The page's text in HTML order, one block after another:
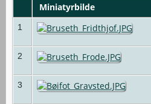
Miniatyrbilde
1
2
3